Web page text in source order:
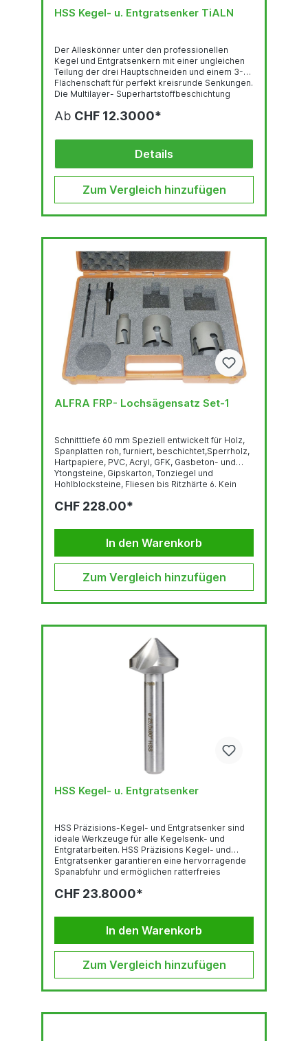
HSS Kegel- u. Entgratsenker TiALN
Der Alleskönner unter den professionellen
Kegel und Entgratsenkern mit einer ungleichen
Teilung der drei Hauptschneiden und einem 3-
Flächenschaft für perfekt kreisrunde Senkungen.
Die Multilayer- Superhartstoffbeschichtung
lange Standzeit und höchste Performance.
speziell für den Einsatz in Akku-Bohrmaschinen
entwickelt. Passend für folgende
Maschinentypen: Bohrmaschine, Akkuschrauber,
StänderbohrmaschineZu bearbeitende
KunststoffeBeste...
Ab CHF 12.3000*
Details
Zum Vergleich hinzufügen
ALFRA FRP- Lochsägensatz Set-1
Schnitttiefe 60 mm Speziell entwickelt für Holz,
Spanplatten roh, furniert, beschichtet,Sperrholz,
Hartpapiere, PVC, Acryl, GFK, Gasbeton- und
Ytongsteine, Gipskarton, Tonziegel und
Hohlblocksteine, Fliesen bis Ritzhärte 6. Kein
Einfache Bohrkernentfernung durch neue
Zahnersatz möglich, nachschärfbar. Nur drehend
einsetzen, Schlag abschalten. Für Elektriker,
Sanitär- und Heizungsbauer,...
CHF 228.00*
In den Warenkorb
Zum Vergleich hinzufügen
HSS Kegel- u. Entgratsenker
HSS Präzisions-Kegel- und Entgratsenker sind
ideale Werkzeuge für alle Kegelsenk- und
Entgratarbeiten. HSS Präzisions Kegel- und
Entgratsenker garantieren eine hervorragende
Spanabfuhr und ermöglichen ratterfreies
und beste Zentriereigenschaften. Einsetzbar auf
Innovatives Hinterschliffverfahren für bessere
Schneideigenschaften (keine Aufbauschneide,
größere Freiwinkel, ...)
CHF 23.8000*
In den Warenkorb
Zum Vergleich hinzufügen